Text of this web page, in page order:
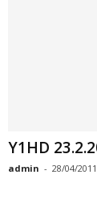
Y1HD
admin - 28/04/2011